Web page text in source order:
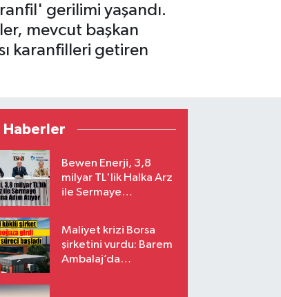
gerilimi yaşandı.
mevcut başkan
karanfilleri getiren
Haberler
Bewen Enerji, 3,8
milyar TL'lik Halka Arz
ile Sermaye
Maliyet krizi Borsa
şirketini vurdu: Barem
Ambalaj’da